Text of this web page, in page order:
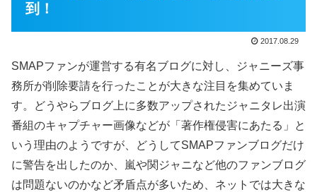
到！
2017.08.29
SMAPファンが運営する有名ブログに対し、ジャニーズ事
務所が削除要請を行ったことが大きな注目を集めていま
す。どうやらブログ上に多数アップされたジャニタレ出演
番組のキャプチャー画像などが「著作権侵害にあたる」と
いう理由のようですが、どうしてSMAPファンブログだけ
に警告を出したのか、嵐や関ジャニなど他のファンブログ
は問題ないのかなど矛盾点が多いため、ネットでは大きな